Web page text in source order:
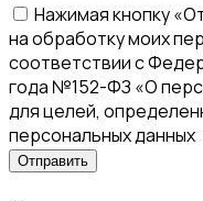
Нажимая кнопку
на обработку моих
соответствии с
года №152-ФЗ «О
для целей,
персональных данных